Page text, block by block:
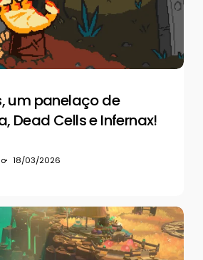
um panelaço de
Dead Cells e Infernax!
18/03/2026